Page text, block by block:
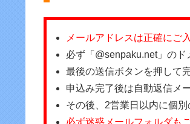
メールアドレスは正確にご
必ず「@senpaku.net」のド
最後の送信ボタンを押して
申込み完了後は自動返信メ
その後、2営業日以内に個
必ず迷惑メールフォルダも